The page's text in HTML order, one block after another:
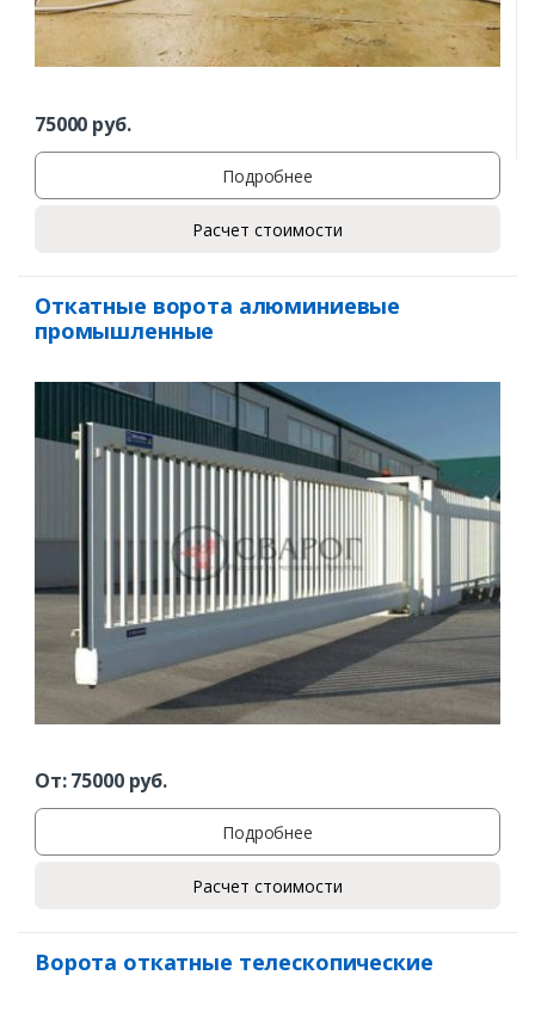
Заказать
Ваш телефон*
Комментарий к заказу
75000 руб.
Подробнее
Расчет стоимости
Откатные ворота алюминиевые
промышленные
От:75000руб.
Подробнее
Расчет стоимости
Ворота откатные телескопические